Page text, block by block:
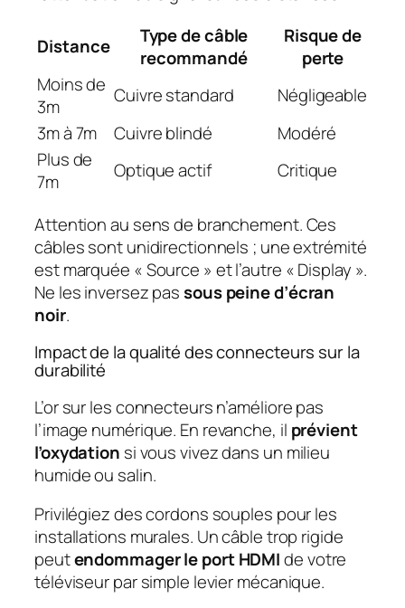
Distance
Type de câble
recommandé
Risque de
perte
Moins de
3m
Cuivre standard
Négligeable
3m à 7m
Cuivre blindé
Modéré
Plus de
7m
Optique actif Critique
Attention au sens de branchement. Ces
câbles sont unidirectionnels ; une extrémité
est marquée « Source » et l’autre « Display ».
Ne les inversez passous peine d’écran
noir.
Impact de la qualité des connecteurs sur la
durabilité
L’or sur les connecteurs n’améliore pas
l’image numérique. En revanche, il prévient
l’oxydation si vous vivez dans un milieu
humide ou salin.
Privilégiez des cordons souples pour les
installations murales. Un câble trop rigide
peutendommager le port HDMIde votre
téléviseur par simple levier mécanique.